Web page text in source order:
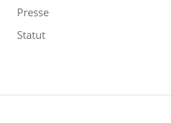
Presse
Statut